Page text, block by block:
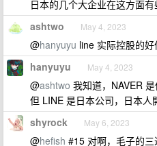
日本的几个大企业在这方面
ashtwo May 4, 2023
@hanyuyu line 实际控股的
hanyuyu May 4, 2023
@ashtwo 我知道，NAVER
但 LINE 是日本公司，日本人
shyrock May 6, 2023
@hefish #15 对啊，毛子的